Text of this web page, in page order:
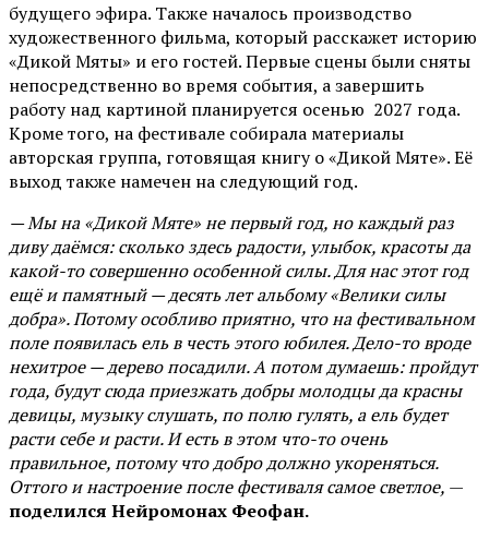
будущего эфира. Также началось производство
художественного фильма, который расскажет историю
«Дикой Мяты» и его гостей. Первые сцены были сняты
непосредственно во время события, а завершить
работу над картиной планируется осенью 2027 года.
Кроме того, на фестивале собирала материалы
авторская группа, готовящая книгу о «Дикой Мяте». Её
выход также намечен на следующий год.
— Мы на «Дикой Мяте» не первый год, но каждый раз
диву даёмся: сколько здесь радости, улыбок, красоты да
какой-то совершенно особенной силы. Для нас этот год
ещё и памятный — десять лет альбому «Велики силы
добра». Потому особливо приятно, что на фестивальном
поле появилась ель в честь этого юбилея. Дело-то вроде
нехитрое — дерево посадили. А потом думаешь: пройдут
года, будут сюда приезжать добры молодцы да красны
девицы, музыку слушать, по полю гулять, а ель будет
расти себе и расти. И есть в этом что-то очень
правильное, потому что добро должно укореняться.
Оттого и настроение после фестиваля самое светлое, —
поделился Нейромонах Феофан.